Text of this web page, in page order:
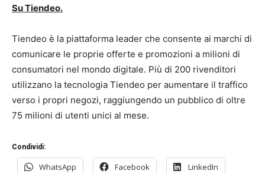
Su Tiendeo.
Tiendeo è la piattaforma leader che consente ai marchi di
comunicare le proprie offerte e promozioni a milioni di
consumatori nel mondo digitale. Più di 200 rivenditori
utilizzano la tecnologia Tiendeo per aumentare il traffico
verso i propri negozi, raggiungendo un pubblico di oltre
75 milioni di utenti unici al mese.
Condividi:
WhatsApp Facebook LinkedIn